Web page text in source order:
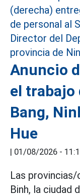
Anuncio
el trabajo
Bang,
Hue
| 01/08/2026 -
Las provincias/
Binh, la ciudad